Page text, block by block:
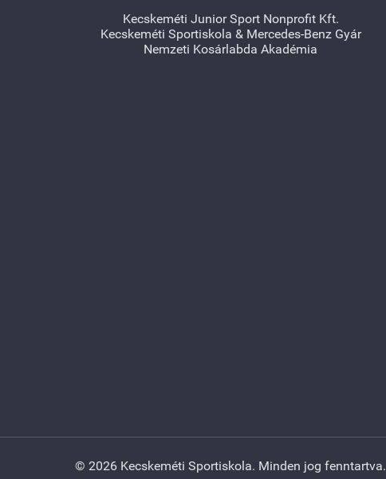
Kecskeméti Junior Sport Nonprofit Kft.
Kecskeméti Sportiskola & Mercedes-Benz Gyár
Nemzeti Kosárlabda Akadémia
© 2026 Kecskeméti Sportiskola. Minden jog fenntartva.